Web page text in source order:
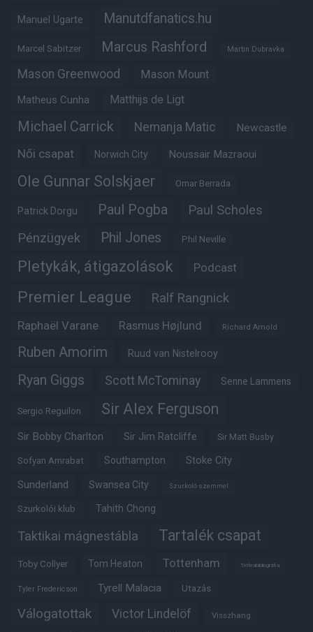
Manuel Ugarte Manutdfanatics.hu
Marcel Sabitzer Marcus Rashford Martin Dubravka
Mason Greenwood Mason Mount
Matheus Cunha Matthijs de Ligt
Michael Carrick Nemanja Matic Newcastle
Női csapat Norwich City Noussair Mazraoui
Ole Gunnar Solskjaer Omar Berrada
Patrick Dorgu Paul Pogba Paul Scholes
Pénzügyek Phil Jones Phil Neville
Pletykák, átigazolások Podcast
Premier League Ralf Rangnick
Raphaël Varane Rasmus Højlund Richard Arnold
Ruben Amorim Ruud van Nistelrooy
Ryan Giggs Scott McTominay Senne Lammens
Sergio Reguilon Sir Alex Ferguson
Sir Bobby Charlton Sir Jim Ratcliffe Sir Matt Busby
Sofyan Amrabat Southampton Stoke City
Sunderland Swansea City Szurkoló szemmel
Szurkolói klub Tahith Chong
Taktikai mágnestábla Tartalék csapat
Toby Collyer Tom Heaton Tottenham Trófeabibliográfia
Tyler Fredericson Tyrell Malacia Utazás
Válogatottak Victor Lindelöf Visszhang